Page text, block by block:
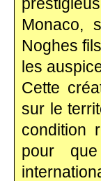
Monaco,
Noghes
les
Cette
sur le
condition
pour